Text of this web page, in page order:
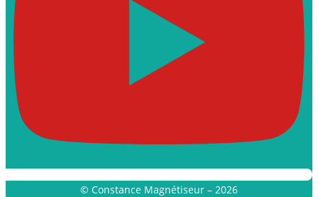
© Constance Magnétiseur – 2026